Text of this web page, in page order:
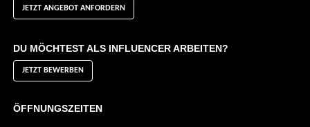
JETZT ANGEBOT ANFORDERN
DU MÖCHTEST ALS INFLUENCER ARBEITEN?
JETZT BEWERBEN
ÖFFNUNGSZEITEN